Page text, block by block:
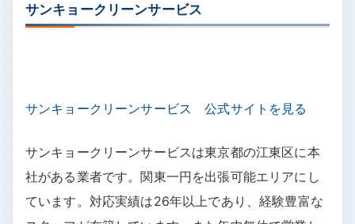
アサンテ 公式サイトを見る
ら施工に至るまでの連続したサービスを提供してい
お客様でも安心して問い合わせができます。5年間の
保証期間内には毎年1度の無料点検サービスが含まれ
ている点が特長です。